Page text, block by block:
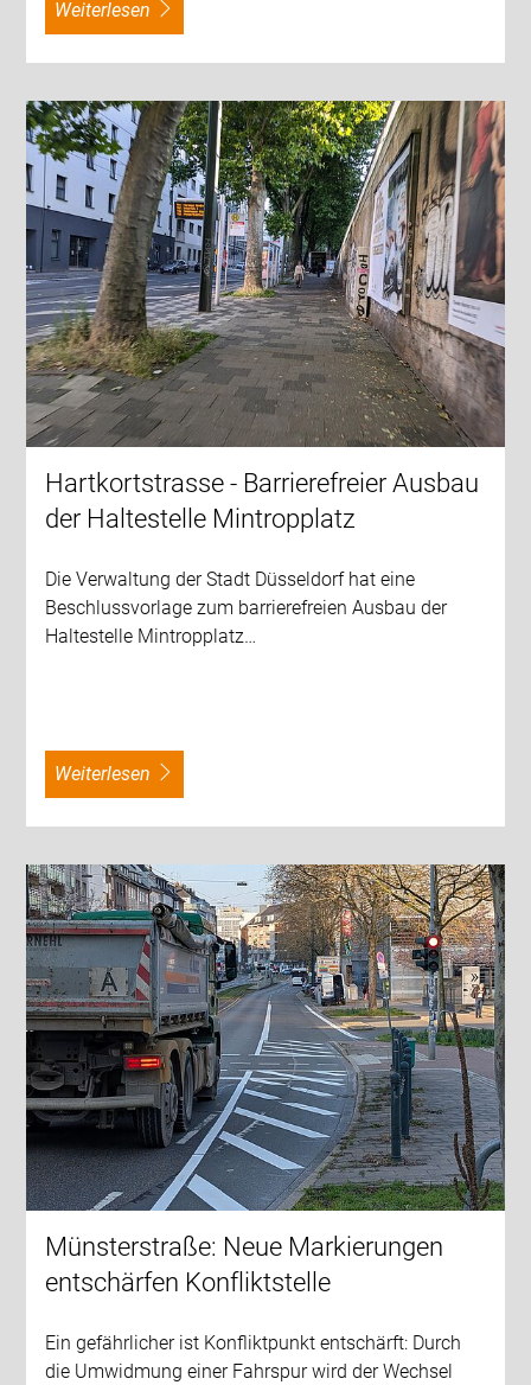
weiterlesen
Hartkortstrasse - Barrierefreier Ausbau
der Haltestelle Mintropplatz
Die Verwaltung der Stadt Düsseldorf hat eine
Beschlussvorlage zum barrierefreien Ausbau der
Haltestelle Mintropplatz…
weiterlesen
Münsterstraße: Neue Markierungen
entschärfen Konfliktstelle
Ein gefährlicher ist Konfliktpunkt entschärft: Durch
die Umwidmung einer Fahrspur wird der Wechsel